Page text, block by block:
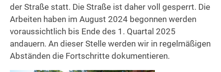
der Straße statt. Die Straße ist daher voll gesperrt. Die
Arbeiten haben im August 2024 begonnen werden
voraussichtlich bis Ende des 1. Quartal 2025
andauern. An dieser Stelle werden wir in regelmäßigen
Abständen die Fortschritte dokumentieren.